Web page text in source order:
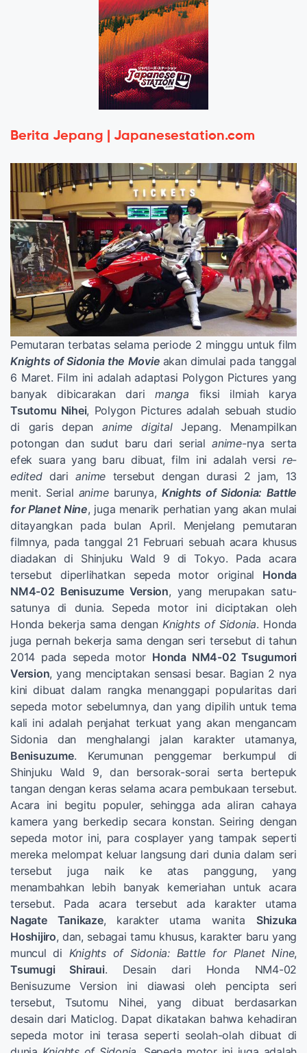
Berita Jepang | Japanesestation.com
Pemutaran terbatas selama periode 2 minggu untuk film
Knights of Sidonia the Movie akan dimulai pada tanggal
6 Maret. Film ini adalah adaptasi Polygon Pictures yang
banyak dibicarakan dari manga fiksi ilmiah karya
Tsutomu Nihei, Polygon Pictures adalah sebuah studio
di garis depananime digitalJepang. Menampilkan
potongan dan sudut baru dari serialanime-nya serta
efek suara yang baru dibuat, film ini adalah versi re-
editeddarianime tersebut dengan durasi 2 jam, 13
menit. Serial anime barunya, Knights of Sidonia: Battle
for Planet Nine, juga menarik perhatian yang akan mulai
ditayangkan pada bulan April. Menjelang pemutaran
filmnya, pada tanggal 21 Februari sebuah acara khusus
diadakan di Shinjuku Wald 9 di Tokyo. Pada acara
tersebut diperlihatkan sepeda motor original Honda
NM4-02 Benisuzume Version, yang merupakan satu-
satunya di dunia. Sepeda motor ini diciptakan oleh
Honda bekerja sama denganKnights of Sidonia. Honda
juga pernah bekerja sama dengan seri tersebut di tahun
2014 pada sepeda motor Honda NM4-02 Tsugumori
Version, yang menciptakan sensasi besar. Bagian 2 nya
kini dibuat dalam rangka menanggapi popularitas dari
sepeda motor sebelumnya, dan yang dipilih untuk tema
kali ini adalah penjahat terkuat yang akan mengancam
Sidonia dan menghalangi jalan karakter utamanya,
Benisuzume. Kerumunan penggemar berkumpul di
Shinjuku Wald 9, dan bersorak-sorai serta bertepuk
tangan dengan keras selama acara pembukaan tersebut.
Acara ini begitu populer, sehingga ada aliran cahaya
kamera yang berkedip secara konstan. Seiring dengan
sepeda motor ini, para cosplayer yang tampak seperti
mereka melompat keluar langsung dari dunia dalam seri
tersebut juga naik ke atas panggung, yang
menambahkan lebih banyak kemeriahan untuk acara
tersebut. Pada acara tersebut ada karakter utama
Nagate Tanikaze, karakter utama wanita Shizuka
Hoshijiro, dan, sebagai tamu khusus, karakter baru yang
muncul di Knights of Sidonia: Battle for Planet Nine,
Tsumugi Shiraui. Desain dari Honda NM4-02
Benisuzume Version ini diawasi oleh pencipta seri
tersebut, Tsutomu Nihei, yang dibuat berdasarkan
desain dari Maticlog. Dapat dikatakan bahwa kehadiran
sepeda motor ini terasa seperti seolah-olah dibuat di